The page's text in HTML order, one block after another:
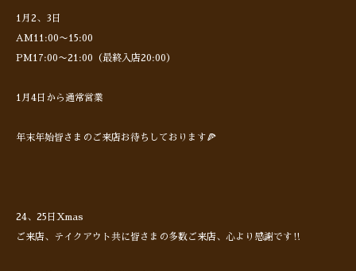
1月2、3日
AM11:00〜15:00
PM17:00〜21:00（最終入店20:00）
1月4日から通常営業
年末年始皆さまのご来店お待ちしております🍕
24、25日Xmas
ご来店、テイクアウト共に皆さまの多数ご来店、心より感謝です‼︎